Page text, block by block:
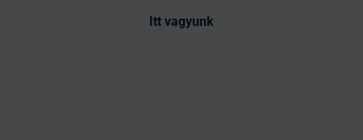
Itt vagyunk